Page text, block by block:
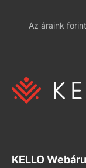
Az áraink
KELLO